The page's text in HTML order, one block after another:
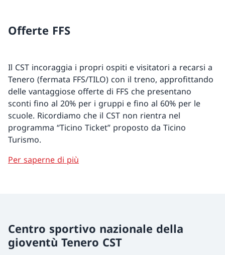
Offerte FFS
Il CST incoraggia i propri ospiti e visitatori a recarsi a
Tenero (fermata FFS/TILO) con il treno, approfittando
delle vantaggiose offerte di FFS che presentano
sconti fino al 20% per i gruppi e fino al 60% per le
scuole. Ricordiamo che il CST non rientra nel
programma “Ticino Ticket” proposto da Ticino
Turismo.
Per saperne di più
Centro sportivo nazionale della
gioventù Tenero CST